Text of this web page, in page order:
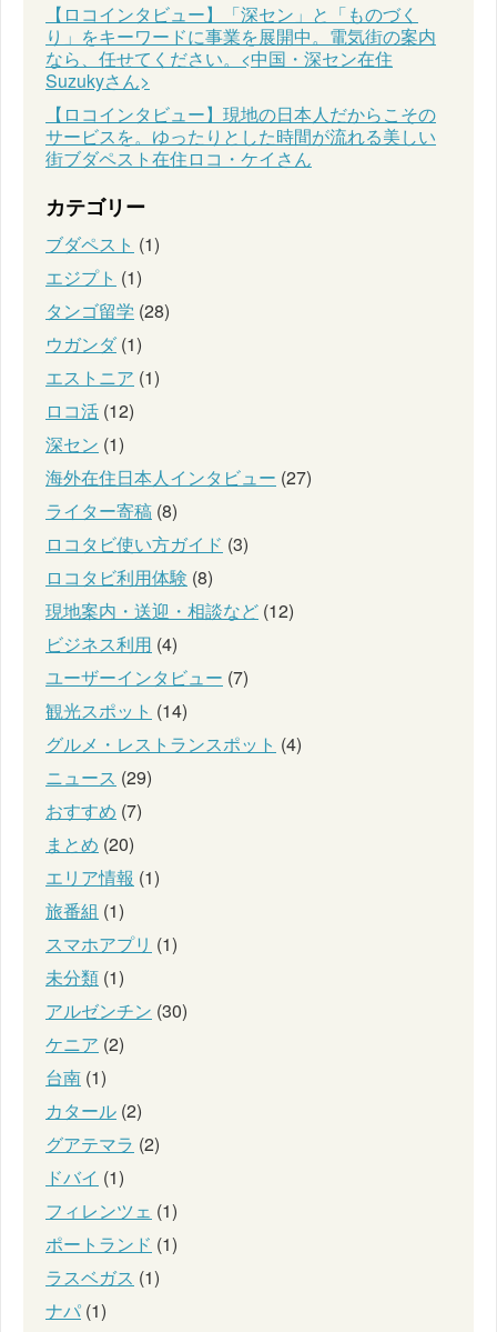
【ロコインタビュー】「深セン」と「ものづく
り」をキーワードに事業を展開中。電気街の案内
なら、任せてください。<中国・深セン在住
Suzukyさん>
【ロコインタビュー】現地の日本人だからこその
サービスを。ゆったりとした時間が流れる美しい
街ブダペスト在住ロコ・ケイさん
カテゴリー
ブダペスト (1)
エジプト (1)
タンゴ留学 (28)
ウガンダ(1)
エストニア (1)
ロコ活 (12)
深セン (1)
海外在住日本人インタビュー (27)
ライター寄稿 (8)
ロコタビ使い方ガイド (3)
ロコタビ利用体験 (8)
現地案内・送迎・相談など (12)
ビジネス利用 (4)
ユーザーインタビュー (7)
観光スポット (14)
グルメ・レストランスポット (4)
ニュース (29)
おすすめ (7)
まとめ (20)
エリア情報 (1)
旅番組 (1)
スマホアプリ (1)
未分類 (1)
アルゼンチン (30)
ケニア (2)
台南 (1)
カタール (2)
グアテマラ (2)
ドバイ (1)
フィレンツェ (1)
ポートランド (1)
ラスベガス (1)
ナパ (1)